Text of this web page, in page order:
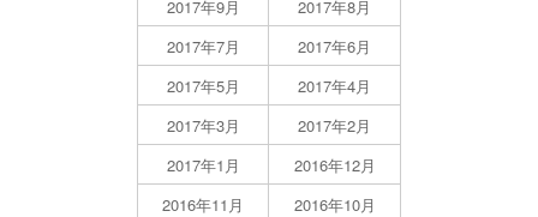
2017年9月
2017年8月
2017年7月
2017年6月
2017年5月
2017年4月
2017年3月
2017年2月
2017年1月
2016年12月
2016年11月
2016年10月